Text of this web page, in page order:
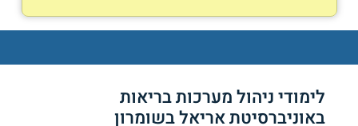
לימודי ניהול מערכות בריאות
באוניברסיטת אריאל בשומרון